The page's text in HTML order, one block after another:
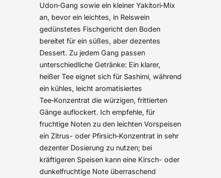
Udon‑Gang sowie ein kleiner Yakitori‑Mix
an, bevor ein leichtes, in Reiswein
gedünstetes Fischgericht den Boden
bereitet für ein süßes, aber dezentes
Dessert. Zu jedem Gang passen
unterschiedliche Getränke: Ein klarer,
heißer Tee eignet sich für Sashimi, während
ein kühles, leicht aromatisiertes
Tee‑Konzentrat die würzigen, frittierten
Gänge auflockert. Ich empfehle, für
fruchtige Noten zu den leichten Vorspeisen
ein Zitrus- oder Pfirsich‑Konzentrat in sehr
dezenter Dosierung zu nutzen; bei
kräftigeren Speisen kann eine Kirsch- oder
dunkelfruchtige Note überraschend